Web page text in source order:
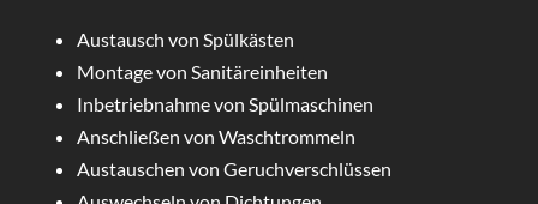
Austausch von Spülkästen
Montage von Sanitäreinheiten
Inbetriebnahme von Spülmaschinen
Anschließen von Waschtrommeln
Austauschen von Geruchverschlüssen